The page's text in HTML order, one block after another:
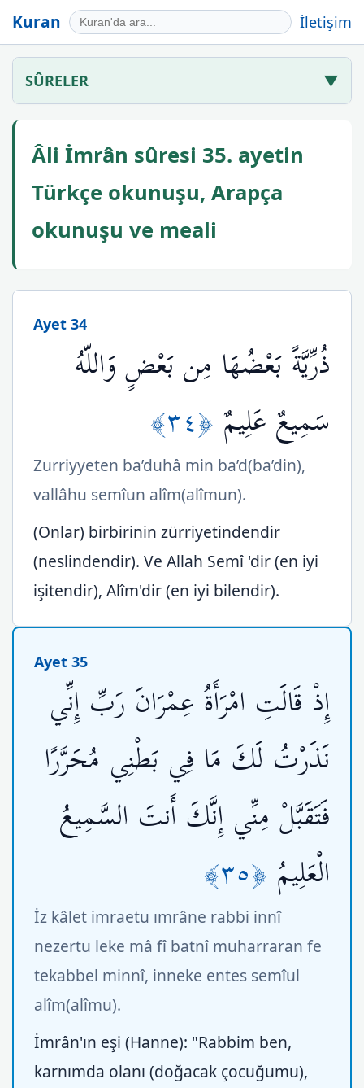
Kuran İletişim
SÛRELER ▼
Âli İmrân sûresi 35. ayetin
Türkçe okunuşu, Arapça
okunuşu ve meali
Ayet 34
ذُرِّيَّةً بَعْضُهَا مِن بَعْضٍ وَاللّهُ
سَمِيعٌ عَلِيمٌ ﴿٣٤﴾
Zurriyyeten ba’duhâ min ba’d(ba’din),
vallâhu semîun alîm(alîmun).
(Onlar) birbirinin zürriyetindendir
(neslindendir). Ve Allah Semî 'dir (en iyi
işitendir), Alîm'dir (en iyi bilendir).
Ayet 35
إِذْ قَالَتِ امْرَأَةُ عِمْرَانَ رَبِّ إِنِّي
نَذَرْتُ لَكَ مَا فِي بَطْنِي مُحَرَّرًا
فَتَقَبَّلْ مِنِّي إِنَّكَ أَنتَ السَّمِيعُ
الْعَلِيمُ ﴿٣٥﴾
İz kâlet imraetu ımrâne rabbi innî
nezertu leke mâ fî batnî muharraran fe
tekabbel minnî, inneke entes semîul
alîm(alîmu).
İmrân'ın eşi (Hanne): "Rabbim ben,
karnımda olanı (doğacak çocuğumu),